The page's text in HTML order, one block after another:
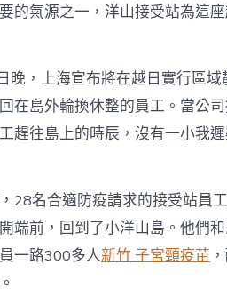
的氣源之一，洋山接受站為這
晚，上海宣布將在越日實行區
在島外輪換休整的員工。當公
趕往島上的時辰，沒有一小我
28名合適防疫請求的接受站員
端前，回到了小洋山島。他們
一路300多人新竹 子宮頸疫苗